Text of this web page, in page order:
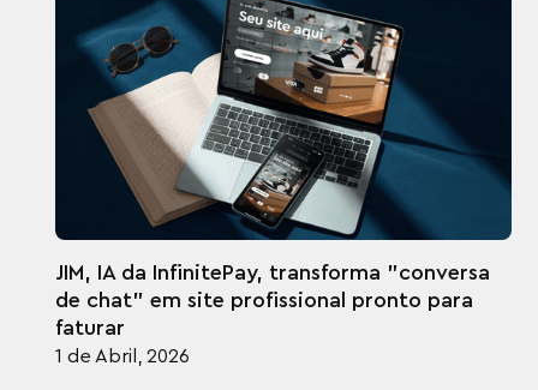
JIM, IA da InfinitePay, transforma "conversa
de chat" em site profissional pronto para
faturar
1 de Abril, 2026